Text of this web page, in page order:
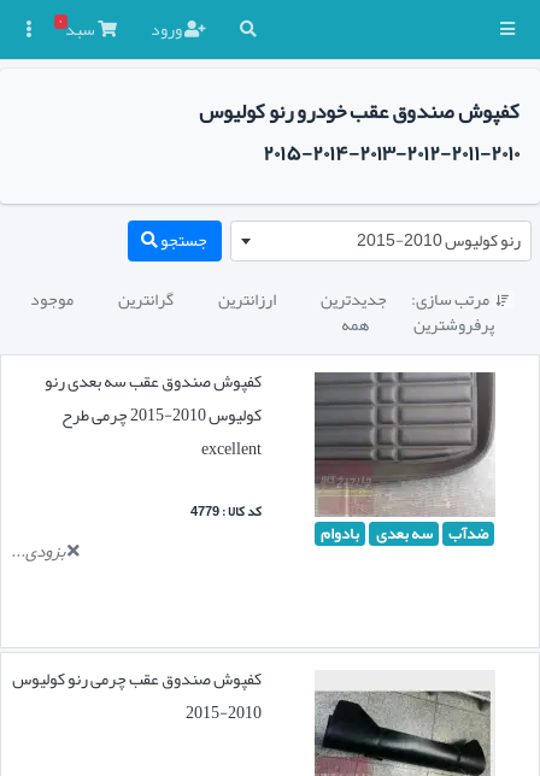
ورود سبد۰
کفپوش صندوق عقب خودرو رنو کولیوس
۲۰۱۰-۲۰۱۱-۲۰۱۲-۲۰۱۳-۲۰۱۴-۲۰۱۵
رنو کولیوس 2010-2015 جستجو
 مرتب سازی: جدیدترین ارزانترین گرانترین موجود
پرفروشترین همه
ضدآب سه بعدی بادوام
کفپوش صندوق عقب سه بعدی رنو
کولیوس 2010-2015 چرمی طرح
excellent
کد کالا : 4779
بزودی...
کفپوش صندوق عقب چرمی رنو کولیوس
2010-2015